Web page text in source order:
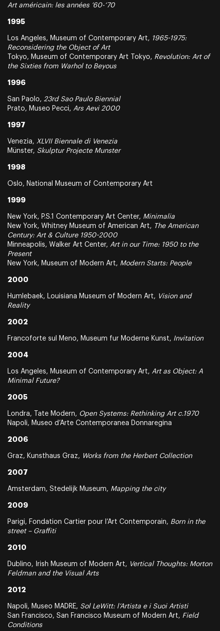
Art américain: les années ’60-‘70
1995
Los Angeles, Museum of Contemporary Art, 1965-1975:
Reconsidering the Object of Art
Tokyo, Museum of Contemporary Art Tokyo, Revolution: Art of
the Sixties from Warhol to Beyous
1996
San Paolo, 23rd Sao Paulo Biennial
Prato, Museo Pecci, Ars Aevi 2000
1997
Venezia, XLVII Biennale di Venezia
Münster, Skulptur Projecte Munster
1998
Oslo, National Museum of Contemporary Art
1999
New York, P.S.1 Contemporary Art Center, Minimalia
New York, Whitney Museum of American Art, The American
Century: Art & Culture 1950-2000
Minneapolis, Walker Art Center, Art in our Time: 1950 to the
Present
New York, Museum of Modern Art, Modern Starts: People
2000
Humlebaek, Louisiana Museum of Modern Art, Vision and
Reality
2002
Francoforte sul Meno, Museum fur Moderne Kunst, Invitation
2004
Los Angeles, Museum of Contemporary Art, Art as Object: A
Minimal Future?
2005
Londra, Tate Modern, Open Systems: Rethinking Art c.1970
Napoli, Museo d’Arte Contemporanea Donnaregina
2006
Graz, Kunsthaus Graz, Works from the Herbert Collection
2007
Amsterdam, Stedelijk Museum, Mapping the city
2009
Parigi, Fondation Cartier pour l’Art Contemporain, Born in the
street – Graffiti
2010
Dublino, Irish Museum of Modern Art, Vertical Thoughts: Morton
Feldman and the Visual Arts
2012
Napoli, Museo MADRE, Sol LeWitt: l’Artista e i Suoi Artisti
San Francisco, San Francisco Museum of Modern Art, Field
Conditions